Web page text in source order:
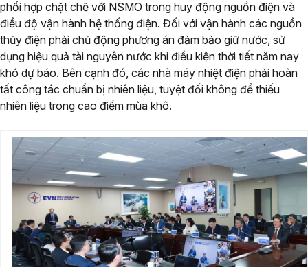
phối hợp chặt chẽ với NSMO trong huy động nguồn điện và
điều độ vận hành hệ thống điện. Đối với vận hành các nguồn
thủy điện phải chủ động phương án đảm bảo giữ nước, sử
dụng hiệu quả tài nguyên nước khi điều kiện thời tiết năm nay
khó dự báo. Bên cạnh đó, các nhà máy nhiệt điện phải hoàn
tất công tác chuẩn bị nhiên liệu, tuyệt đối không để thiếu
nhiên liệu trong cao điểm mùa khô.